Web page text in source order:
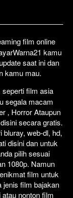
film online
kamu
saat ini dan
kamu mau.
film asia
segala macam
, Horror Ataupun
secara gratis.
web-dl, hd,
disini dan untuk
pilih sesuai
1080p. Namun
film untuk
jenis film bajakan
nonton film